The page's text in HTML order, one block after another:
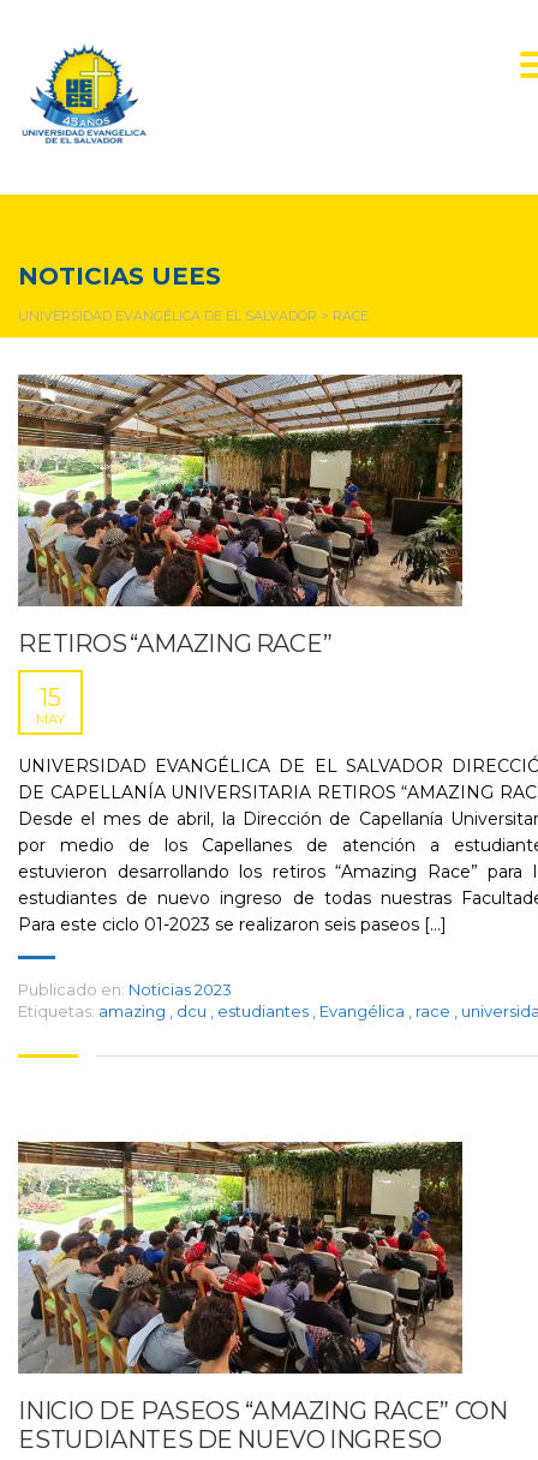
NOTICIAS UEES
UNIVERSIDAD EVANGÉLICA DE EL SALVADOR > RACE
RETIROS “AMAZING RACE”
15
MAY
UNIVERSIDAD EVANGÉLICA DE EL SALVADOR
DE CAPELLANÍA UNIVERSITARIA RETIROS “AMAZING
Desde el mes de abril, la Dirección de Capellanía
por medio de los Capellanes de atención a
estuvieron desarrollando los retiros “Amazing Race” para
estudiantes de nuevo ingreso de todas nuestras
Para este ciclo 01-2023 se realizaron seis paseos [...]
Publicado en: Noticias 2023
Etiquetas: amazing dcu estudiantes Evangélica race
INICIO DE PASEOS “AMAZING RACE” CON
ESTUDIANTES DE NUEVO INGRESO